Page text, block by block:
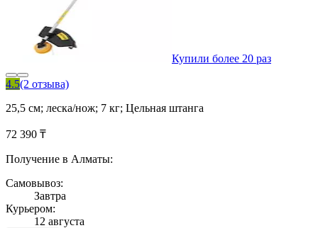
Купили более 20 раз
4.5(2 отзыва)
25,5 см; леска/нож; 7 кг; Цельная штанга
72 390 ₸
Получение в Алматы:
Самовывоз:
Завтра
Курьером:
12 августа